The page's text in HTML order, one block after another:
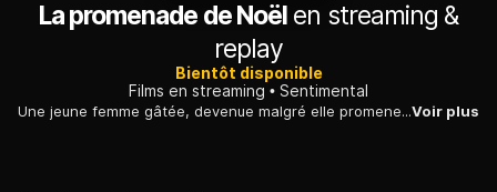
La promenade de Noël en streaming &
replay
Bientôt disponible
Films en streaming
Sentimental
Une jeune femme gâtée, devenue malgré elle promeneuse de chiens, se réjouit d'apprendre que le parc local doit fermer. Un jeune collègue la fait changer d'avis.Voir plus